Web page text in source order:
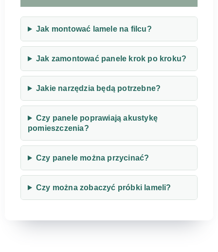
Jak montować lamele na filcu?
Jak zamontować panele krok po kroku?
Jakie narzędzia będą potrzebne?
Czy panele poprawiają akustykę
pomieszczenia?
Czy panele można przycinać?
Czy można zobaczyć próbki lameli?